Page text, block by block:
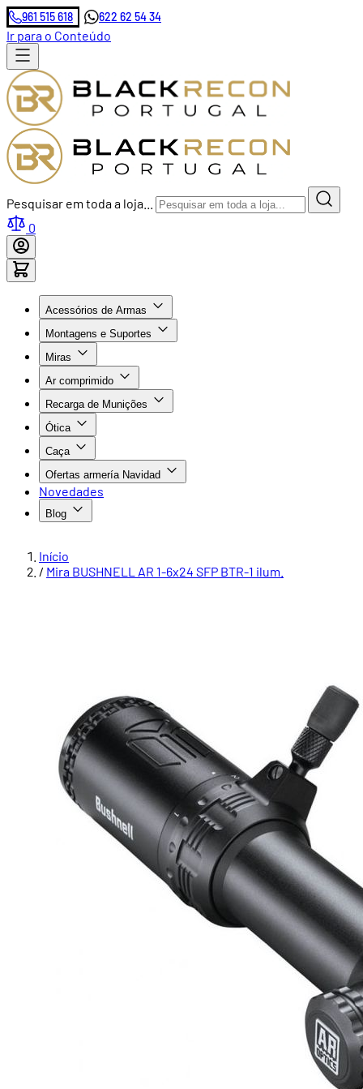
961 515 618 622 62 54 34
Ir para o Conteúdo
Pesquisar em toda a loja...
0
Acessórios de Armas
Montagens e Suportes
Miras
Ar comprimido
Recarga de Munições
Ótica
Caça
Ofertas armería Navidad
Novedades
Blog
Início
/ Mira BUSHNELL AR 1-6x24 SFP BTR-1 ilum.